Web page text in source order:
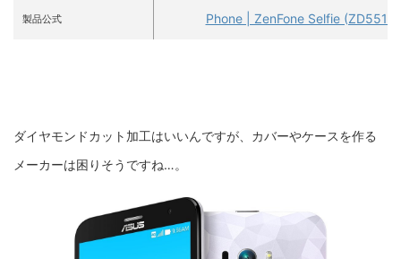
製品公式 Phone | ZenFone Selfie
ダイヤモンドカット加工はいいんですが、カバーやケースを作る
メーカーは困りそうですね…。